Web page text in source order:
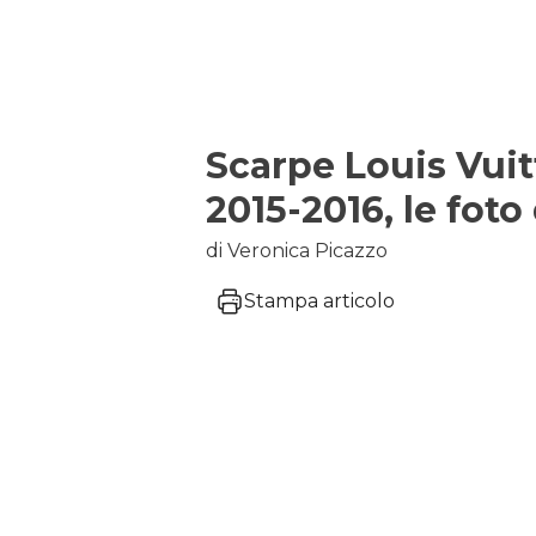
Scarpe Louis
2015-2016, le
di Veronica Picazzo
Stampa articolo